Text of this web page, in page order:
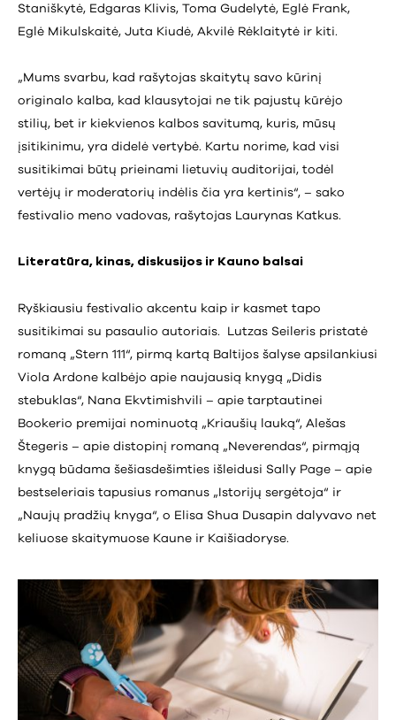
Staniškytė, Edgaras Klivis, Toma Gudelytė, Eglė Frank,
Eglė Mikulskaitė, Juta Kiudė, Akvilė Rėklaitytė ir kiti.
„Mums svarbu, kad rašytojas skaitytų savo kūrinį
originalo kalba, kad klausytojai ne tik pajustų kūrėjo
stilių, bet ir kiekvienos kalbos savitumą, kuris, mūsų
įsitikinimu, yra didelė vertybė. Kartu norime, kad visi
susitikimai būtų prieinami lietuvių auditorijai, todėl
vertėjų ir moderatorių indėlis čia yra kertinis“, – sako
festivalio meno vadovas, rašytojas Laurynas Katkus.
Literatūra, kinas, diskusijos ir Kauno balsai
Ryškiausiu festivalio akcentu kaip ir kasmet tapo
susitikimai su pasaulio autoriais. Lutzas Seileris pristatė
romaną „Stern 111“, pirmą kartą Baltijos šalyse apsilankiusi
Viola Ardone kalbėjo apie naujausią knygą „Didis
stebuklas“, Nana Ekvtimishvili – apie tarptautinei
Bookerio premijai nominuotą „Kriaušių lauką“, Alešas
Štegeris – apie distopinį romaną „Neverendas“, pirmąją
knygą būdama šešiasdešimties išleidusi Sally Page – apie
bestseleriais tapusius romanus „Istorijų sergėtoja“ ir
„Naujų pradžių knyga“, o Elisa Shua Dusapin dalyvavo net
keliuose skaitymuose Kaune ir Kaišiadoryse.